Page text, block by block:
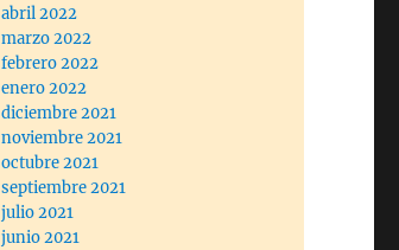
abril 2022
marzo 2022
febrero 2022
enero 2022
diciembre 2021
noviembre 2021
octubre 2021
septiembre 2021
julio 2021
junio 2021